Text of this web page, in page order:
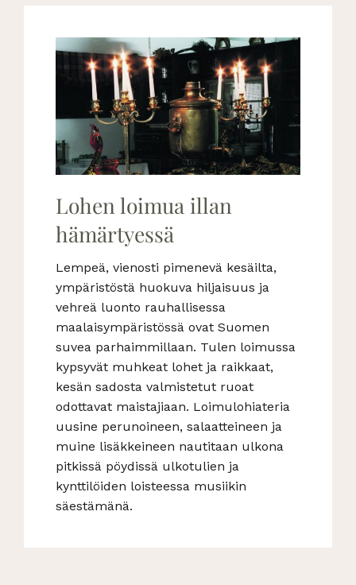
Lohen loimua illan
hämärtyessä
Lempeä, vienosti pimenevä kesäilta,
ympäristöstä huokuva hiljaisuus ja
vehreä luonto rauhallisessa
maalaisympäristössä ovat Suomen
suvea parhaimmillaan. Tulen loimussa
kypsyvät muhkeat lohet ja raikkaat,
kesän sadosta valmistetut ruoat
odottavat maistajiaan. Loimulohiateria
uusine perunoineen, salaatteineen ja
muine lisäkkeineen nautitaan ulkona
pitkissä pöydissä ulkotulien ja
kynttilöiden loisteessa musiikin
säestämänä.